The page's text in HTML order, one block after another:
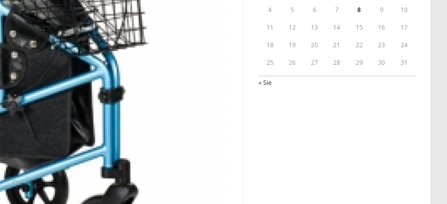
4 5 6 7 8 9 10
11 12 13 14 15 16 17
18 19 20 21 22 23 24
25 26 27 28 29 30 31
« Sie